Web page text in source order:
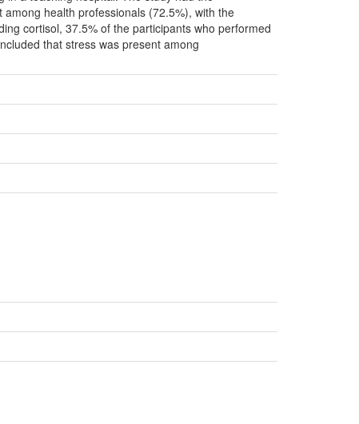
health professionals (72.5%), with the
cortisol, 37.5% of the participants who performed
that stress was present among